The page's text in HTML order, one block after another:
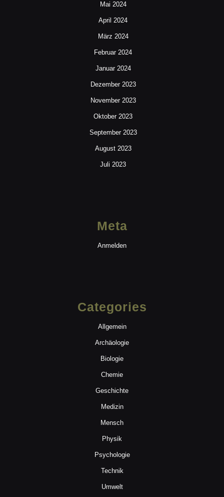
Mai 2024
April 2024
März 2024
Februar 2024
Januar 2024
Dezember 2023
November 2023
Oktober 2023
September 2023
August 2023
Juli 2023
Meta
Anmelden
Categories
Allgemein
Archäologie
Biologie
Chemie
Geschichte
Medizin
Mensch
Physik
Psychologie
Technik
Umwelt